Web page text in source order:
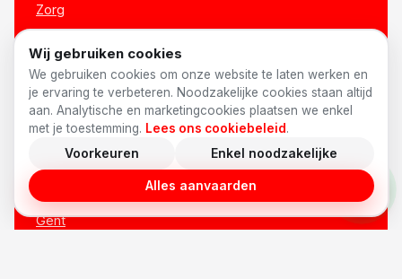
Zorg
Alle sectoren →
LOCATIES
Gent
Wij gebruiken cookies
We gebruiken cookies om onze website te laten werken en
je ervaring te verbeteren. Noodzakelijke cookies staan altijd
aan. Analytische en marketingcookies plaatsen we enkel
met je toestemming. Lees ons cookiebeleid.
Voorkeuren Enkel noodzakelijke
Alles aanvaarden